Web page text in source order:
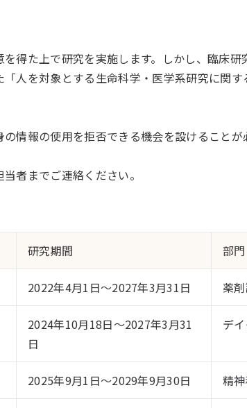
得た上で研究を実施します。しかし、臨床研
人を対象とする生命科学・医学系研究に関す
情報の使用を拒否できる機会を設けることが
者までご連絡ください。
研究期間 部門
2022年4月1日～2027年3月31日 薬
2024年10月18日～2027年3月31
日
デ
2025年9月1日～2029年9月30日 精